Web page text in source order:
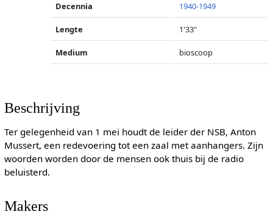
Decennia 1940-1949
Lengte 1'33"
Medium bioscoop
Beschrijving
Ter gelegenheid van 1 mei houdt de leider der NSB, Anton
Mussert, een redevoering tot een zaal met aanhangers. Zijn
woorden worden door de mensen ook thuis bij de radio
beluisterd.
Makers